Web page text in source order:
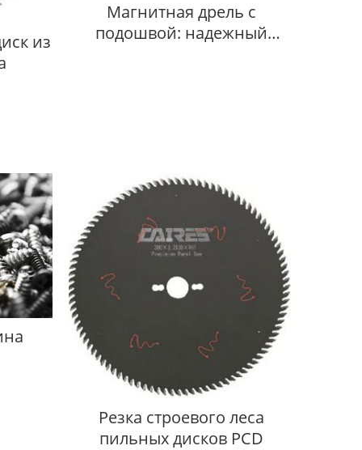
из
Магнитная дрель с
подошвой: надежный
Резка строевого леса
пильных дисков PCD